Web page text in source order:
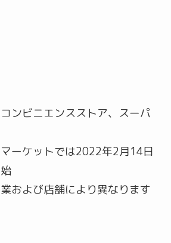
ンビニエンスストア、スーパ
ーケットでは2022年2月14日
および店舗により異なります